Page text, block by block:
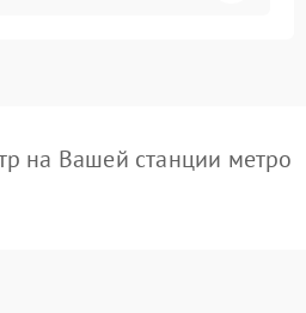
на Вашей станции метро